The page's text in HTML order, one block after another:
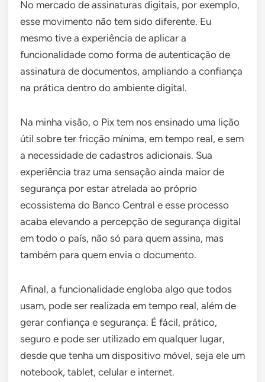
No mercado de assinaturas digitais, por exemplo,
esse movimento não tem sido diferente. Eu
mesmo tive a experiência de aplicar a
funcionalidade como forma de autenticação de
assinatura de documentos, ampliando a confiança
na prática dentro do ambiente digital.
Na minha visão, o Pix tem nos ensinado uma lição
útil sobre ter fricção mínima, em tempo real, e sem
a necessidade de cadastros adicionais. Sua
experiência traz uma sensação ainda maior de
segurança por estar atrelada ao próprio
ecossistema do Banco Central e esse processo
acaba elevando a percepção de segurança digital
em todo o país, não só para quem assina, mas
também para quem envia o documento.
Afinal, a funcionalidade engloba algo que todos
usam, pode ser realizada em tempo real, além de
gerar confiança e segurança. É fácil, prático,
seguro e pode ser utilizado em qualquer lugar,
desde que tenha um dispositivo móvel, seja ele um
notebook, tablet, celular e internet.